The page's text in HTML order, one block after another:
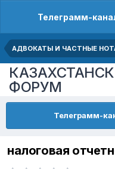
Телеграмм-
АДВОКАТЫ И ЧАСТНЫЕ
ФОРУМ
Телеграмм-
налоговая